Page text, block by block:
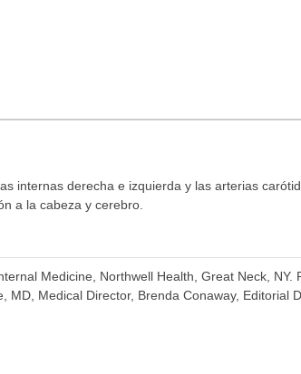
internas derecha e izquierda y las arterias
a la cabeza y cerebro.
Medicine, Northwell Health, Great Neck, NY.
Medical Director, Brenda Conaway, Editorial